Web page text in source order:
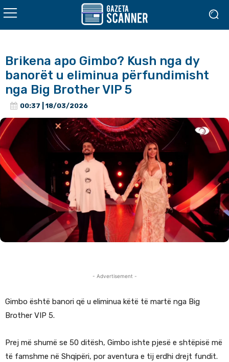
Brikena apo Gimbo? Kush nga dy
banorët u eliminua përfundimisht
nga Big Brother VIP 5
00:37 | 18/03/2026
- Advertisement -
Gimbo është banori që u eliminua këtë të martë nga Big
Brother VIP 5.
Prej më shumë se 50 ditësh, Gimbo ishte pjesë e shtëpisë më
të famshme në Shqipëri, por aventura e tij erdhi drejt fundit.